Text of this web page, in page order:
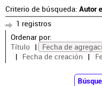
Criterio de búsqueda: Autor
1 registros
Ordenar por:
Título
Fecha de
Fecha de creación